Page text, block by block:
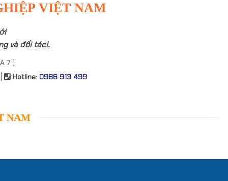
VIỆT NAM
và đối tác!.
7 )
Hotline: 0986 913 499
NAM